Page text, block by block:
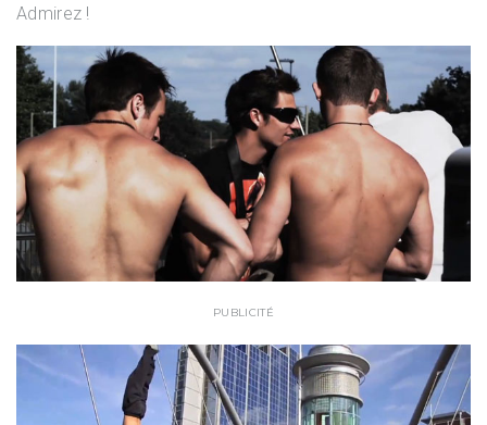
Admirez !
PUBLICITÉ